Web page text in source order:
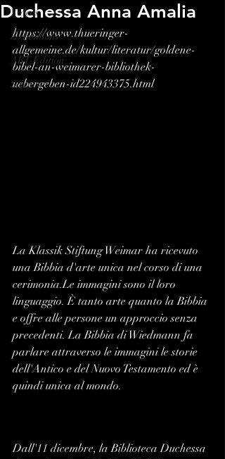
Videos
Exhibitions
ART-Edition
Science
Duchessa Anna Amalia
https://www.thueringer-
allgemeine.de/kultur/literatur/goldene-
bibel-an-weimarer-bibliothek-
uebergeben-id224943375.html
La Klassik Stiftung Weimar ha ricevuto
una Bibbia d'arte unica nel corso di una
cerimonia.Le immagini sono il loro
linguaggio. È tanto arte quanto la Bibbia
e offre alle persone un approccio senza
precedenti. La Bibbia di Wiedmann fa
parlare attraverso le immagini le storie
dell'Antico e del Nuovo Testamento ed è
quindi unica al mondo.
Dall'11 dicembre, la Biblioteca Duchessa